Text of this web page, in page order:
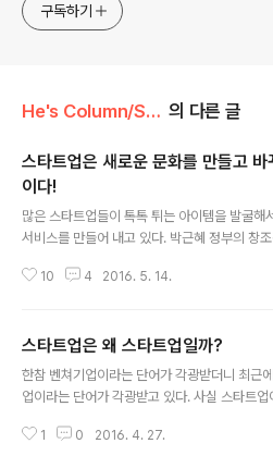
구독하기
He's Column/Startup 의 다른 글
스타트업은 새로운 문화를 만들고 바
이다!
많은 스타트업들이 톡톡 튀는 아이템을 발굴해
서비스를 만들어 내고 있다. 박근혜 정부의 창
도다. 스타트업들이 많은 서비스를 내고 있기는
실한 곳이 너무 많다. 물론 당연한 이야기다. 이
기업이다 보니 경험도 부족하고 서비스의 질도
에 없다. 아이디어 하나로 승부하고 있는 셈이다
라갈 수 있다. 참 쉽지 않은 일이지만 가능성을
10 4 2016. 5. 14.
스타트업은 왜 스타트업일까?
한참 벤쳐기업이라는 단어가 각광받더니 최근
업이라는 단어가 각광받고 있다. 사실 스타트업
타트업이라고 할까? 스타트업은 설립한 지 오래
1 0 2016. 4. 27.